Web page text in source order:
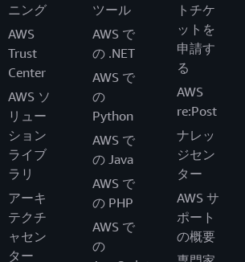
ニング
AWS
Trust
Center
AWS ソ
リュー
ション
ライブ
ラリ
アーキ
テクチ
ャセン
ター
ツール
AWS で
の .NET
AWS で
の
Python
AWS で
の Java
AWS で
の PHP
AWS で
の
トチケ
ットを
申請す
る
AWS
re:Post
ナレッ
ジセン
ター
AWS サ
ポート
の概要